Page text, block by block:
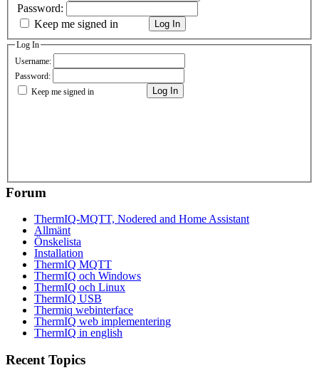
Password:
Keep me signed in
Log In
Log In
Username:
Password:
Keep me signed in
Log In
Forum
ThermIQ-MQTT, Nodered and Home Assistant
Allmänt
Önskelista
Installation
ThermIQ MQTT
ThermIQ och Windows
ThermIQ och Linux
ThermIQ USB
Thermiq webinterface
ThermIQ web implementering
ThermIQ in english
Recent Topics